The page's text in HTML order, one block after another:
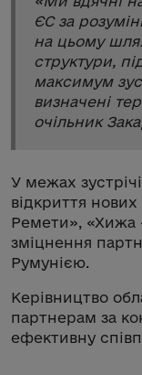
ЄС за
на цьому
структури,
максимум
визначені
очільник
У межах
відкриття
Ремети», «Хижа
зміцнення
Румунією.
Керівництво
партнерам за
ефективну